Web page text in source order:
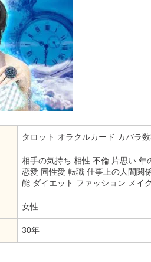
タロット オラクルカード カバラ
相手の気持ち 相性 不倫 片思い
恋愛 同性愛 転職 仕事上の人間関
能 ダイエット ファッション メイ
女性
30年